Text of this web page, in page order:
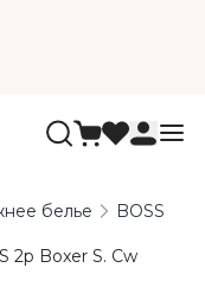
белье BOSS
2p Boxer S. Cw